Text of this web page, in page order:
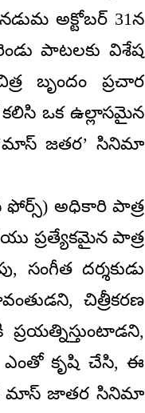
అక్టోబర్ 31న
పాటలకు విశేష
బృందం ప్రచార
ఒక ఉల్లాసమైన
జతర’ సినిమా
అధికారి పాత్ర
ప్రత్యేకమైన పాత్ర
సంగీత దర్శకుడు
చిత్రీకరణ
కృషి చేసి, ఈ
మాస్ జాతర సినిమా